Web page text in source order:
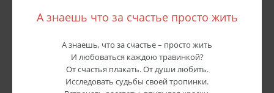
А знаешь что за счастье просто жить
А знаешь, что за счастье – просто жить
И любоваться каждою травинкой?
От счастья плакать. От души любить.
Исследовать судьбы своей тропинки.